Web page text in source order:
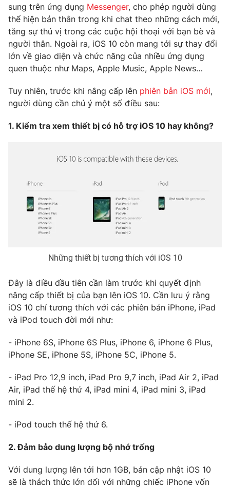
Góc doanh nghiệp
Truyền hình
Phim VTV
Hậu trường
Nhân vật
Khán giả
Giải sao mai
Giải trí
Điện ảnh
Sao
Đời sống
Du lịch
Làm đẹp
Chất lượng cuộc sống
Giáo dục
Công nghệ
Tư vấn
Giao lưu trực tuyến
Lịch phát sóng
Chuyên mục khác
Video Shorts video
VTV Sức khoẻ Bất động sản
Thị trường 24h Tấm lòng Việt
VTV4
VTV9 VTV8
Liên hệ tòa soạn English
sung trên ứng dụng Messenger, cho phép người dùng
thể hiện bản thân trong khi chat theo những cách mới,
tăng sự thú vị trong các cuộc hội thoại với bạn bè và
người thân. Ngoài ra, iOS 10 còn mang tới sự thay đổi
lớn về giao diện và chức năng của nhiều ứng dụng
quen thuộc như Maps, Apple Music, Apple News…
Tuy nhiên, trước khi nâng cấp lên phiên bản iOS mới,
người dùng cần chú ý một số điều sau:
1. Kiểm tra xem thiết bị có hỗ trợ iOS 10 hay không?
Những thiết bị tương thích với iOS 10
Đây là điều đầu tiên cần làm trước khi quyết định
nâng cấp thiết bị của bạn lên iOS 10. Cần lưu ý rằng
iOS 10 chỉ tương thích với các phiên bản iPhone, iPad
và iPod touch đời mới như:
- iPhone 6S, iPhone 6S Plus, iPhone 6, iPhone 6 Plus,
iPhone SE, iPhone 5S, iPhone 5C, iPhone 5.
- iPad Pro 12,9 inch, iPad Pro 9,7 inch, iPad Air 2, iPad
Air, iPad thế hệ thứ 4, iPad mini 4, iPad mini 3, iPad
mini 2.
- iPod touch thế hệ thứ 6.
2. Đảm bảo dung lượng bộ nhớ trống
Với dung lượng lên tới hơn 1GB, bản cập nhật iOS 10
sẽ là thách thức lớn đối với những chiếc iPhone vốn